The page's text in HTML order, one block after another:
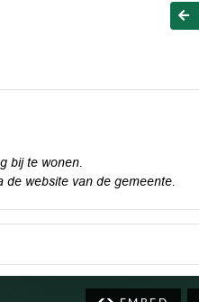
bij te wonen.
de website van de gemeente.